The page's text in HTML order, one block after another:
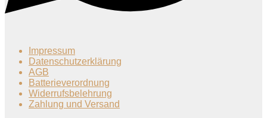
Impressum
Datenschutzerklärung
AGB
Batterieverordnung
Widerrufsbelehrung
Zahlung und Versand